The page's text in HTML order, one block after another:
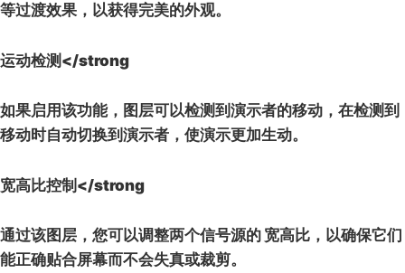
等过渡效果，以获得完美的外观。
运动检测</strong
如果启用该功能，图层可以检测到演示者的移动，在检测到
移动时自动切换到演示者，使演示更加生动。
宽高比控制</strong
通过该图层，您可以调整两个信号源的 宽高比 ，以确保它们
能正确贴合屏幕而不会失真或裁剪。